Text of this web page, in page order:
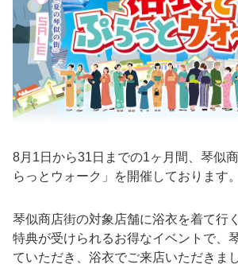
8月1日から31日までの1ヶ月間、琴似
らっとウォーク」を開催しております。
琴似商店街の対象店舗に浴衣を着て行
特典が受けられるお得なイベントで、
ていただき、浴衣でご来店いただきま